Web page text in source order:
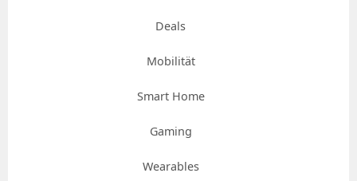
Deals
Mobilität
Smart Home
Gaming
Wearables